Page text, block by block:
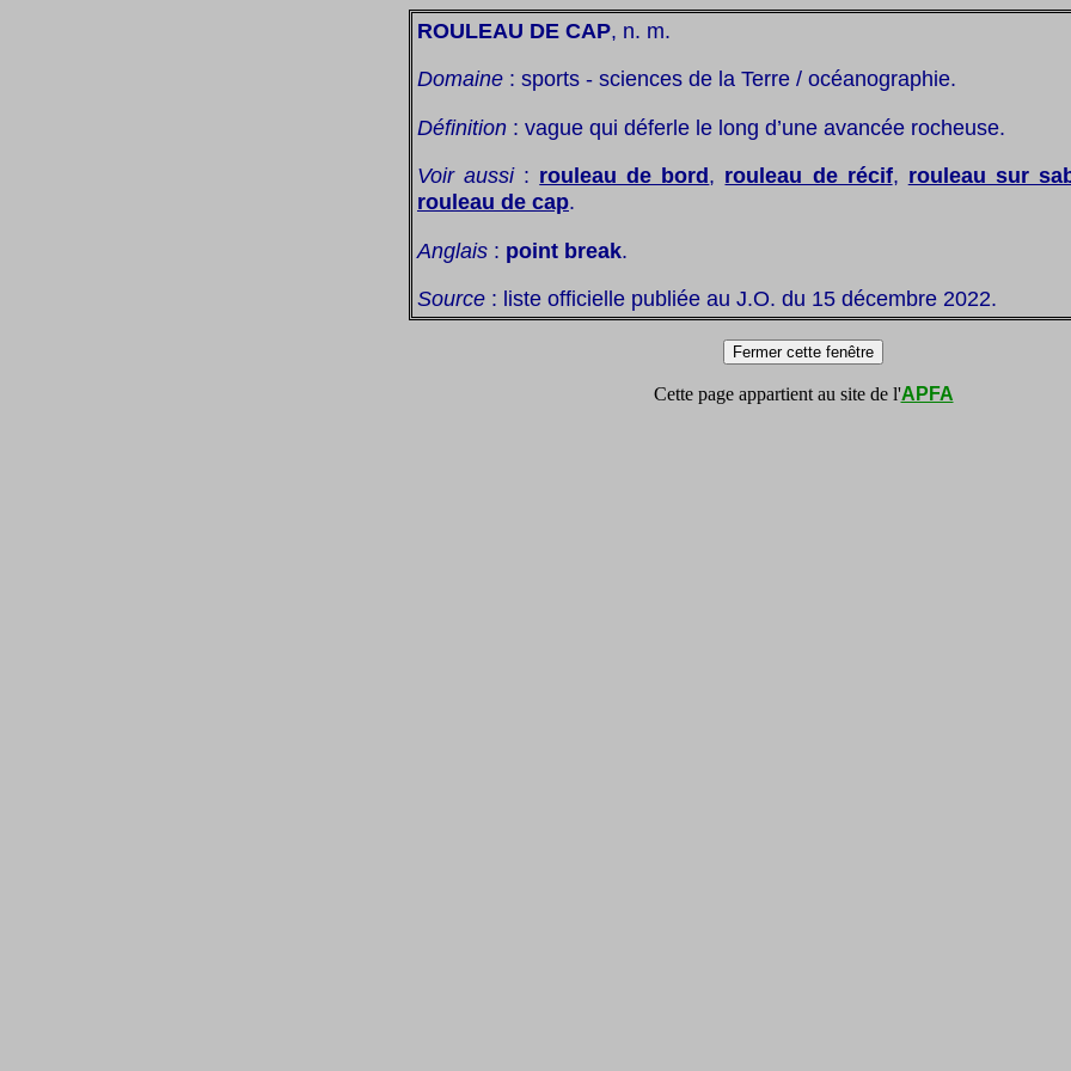
ROULEAU DE CAP, n. m.
Domaine : sports - sciences de la Terre / océanographie.
Définition : vague qui déferle le long d’une avancée rocheuse.
Voir aussi: rouleau de bord, rouleau de récif, rouleau sur
rouleau de cap.
Anglais : point break.
Source : liste officielle publiée au J.O. du 15 décembre 2022.
Cette page appartient au site de l'APFA